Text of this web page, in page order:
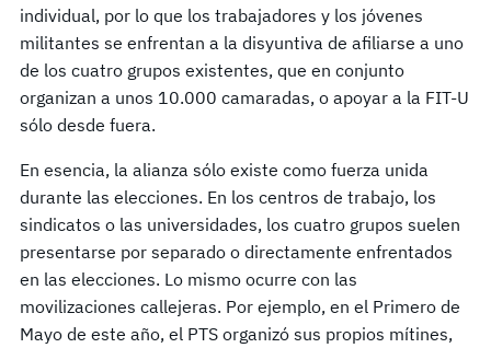
individual, por lo que los trabajadores y los jóvenes
militantes se enfrentan a la disyuntiva de afiliarse a uno
de los cuatro grupos existentes, que en conjunto
organizan a unos 10.000 camaradas, o apoyar a la FIT-U
sólo desde fuera.
En esencia, la alianza sólo existe como fuerza unida
durante las elecciones. En los centros de trabajo, los
sindicatos o las universidades, los cuatro grupos suelen
presentarse por separado o directamente enfrentados
en las elecciones. Lo mismo ocurre con las
movilizaciones callejeras. Por ejemplo, en el Primero de
Mayo de este año, el PTS organizó sus propios mítines,